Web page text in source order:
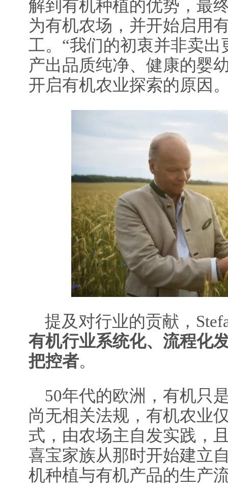
解到有机种植的优势，最
为有机农场，并开始启用
工。“我们的初衷并非卖
产出品质纯净、健康的婴
开启有机农业探索的原因
提及对行业的贡献，
有机行业系统化、流程化
把控者。
50年代的欧洲，有机只
尚无相关法规，有机农业
式，由农场主自发实践，
喜宝家族从那时开始建立
机种植与有机产品的生产